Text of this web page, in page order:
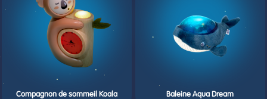
Compagnon de sommeil Koala Baleine Aqua Dream